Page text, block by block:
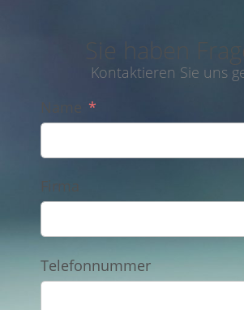
Sie haben
Kontaktieren Sie uns
Name
Firma
Telefonnummer